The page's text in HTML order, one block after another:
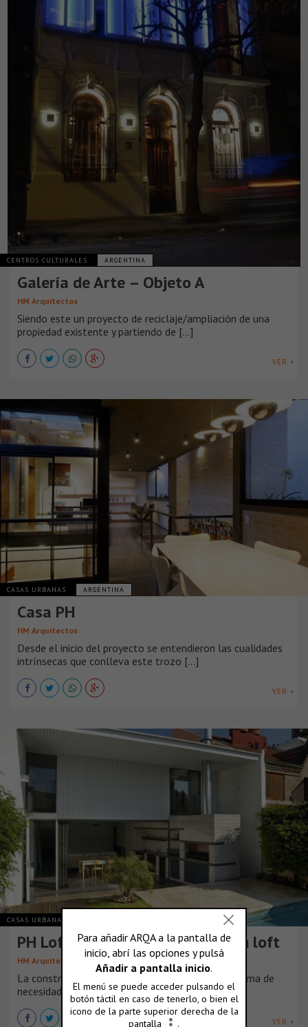
CENTROS CULTURALES ARGENTINA
Galería de Arte – Objeto A
HM Arquitectos
Siendo este un proyecto de reciclaje/ampliación de una
propiedad existente y partiendo de [...]
VER +
CASAS URBANAS ARGENTINA
Casa PH
HM Arquitectos
Desde el inicio del proyecto se entendieron las cualidades
intrínsecas que conlleva este trozo [...]
VER +
CASAS URBANAS
PH Loft Arias, de un quincho a un loft
HM Arquitectos
La construcción se organizó a través de un programa de
necesidades muy especí [...]
VER +